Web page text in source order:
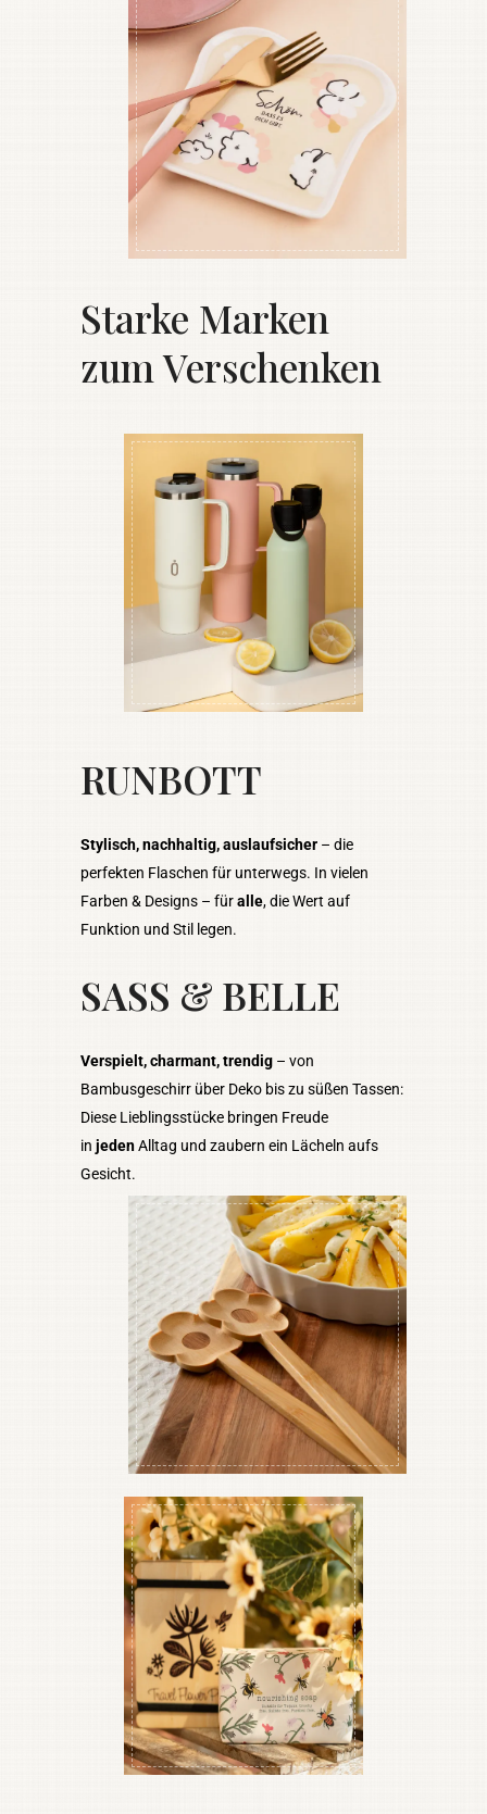
Starke Marken
zum Verschenken
RUNBOTT
Stylisch, nachhaltig, auslaufsicher – die
perfekten Flaschen für unterwegs. In vielen
Farben & Designs – füralle, die Wert auf
Funktion und Stil legen.
SASS & BELLE
Verspielt, charmant, trendig – von
Bambusgeschirr über Deko bis zu süßen Tassen:
Diese Lieblingsstücke bringen Freude
in jedenAlltag und zaubern ein Lächeln aufs
Gesicht.